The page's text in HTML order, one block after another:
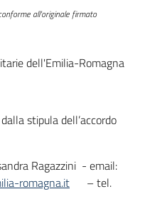
all'originale firmato
dell'Emilia-Romagna
stipula dell’accordo
Ragazzini - email:
romagna.it
– tel.